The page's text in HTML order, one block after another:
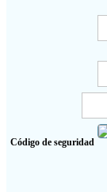
Código de seguridad